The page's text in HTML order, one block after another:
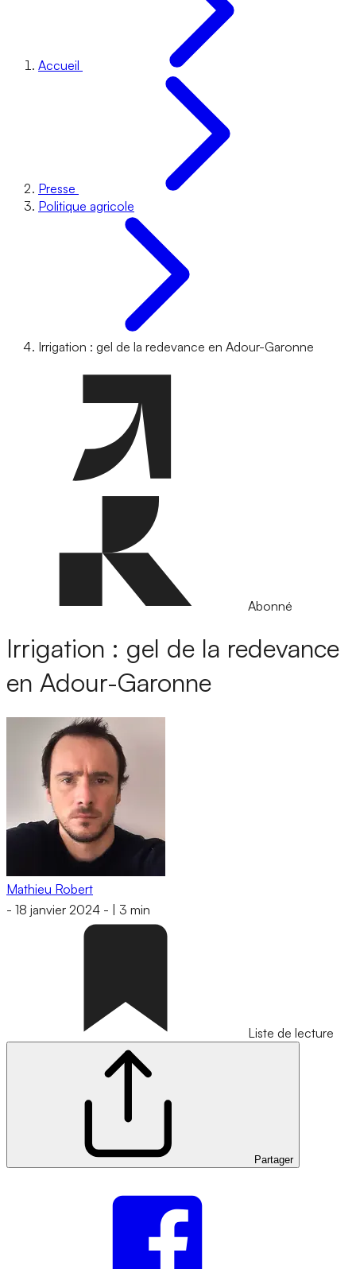
Accueil
Presse
Politique agricole
Irrigation : gel de la redevance en Adour-Garonne
Abonné
Irrigation : gel de la redevance
en Adour-Garonne
Mathieu Robert
- 18 janvier 2024 - 3 min
Liste de lecture
Partager